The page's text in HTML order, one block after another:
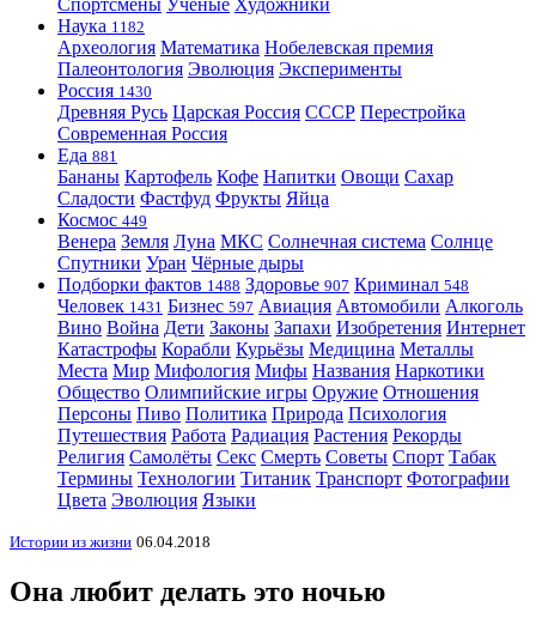
Спортсмены Учёные Художники
Наука 1182
Археология Математика Нобелевская премия
Палеонтология Эволюция Эксперименты
Россия 1430
Древняя Русь Царская Россия СССР Перестройка
Современная Россия
Еда 881
Бананы Картофель Кофе Напитки Овощи Сахар
Сладости Фастфуд Фрукты Яйца
Космос 449
Венера Земля Луна МКС Солнечная система Солнце
Спутники Уран Чёрные дыры
Подборки фактов 1488 Здоровье 907 Криминал 548
Человек 1431 Бизнес 597 Авиация Автомобили Алкоголь
Вино Война Дети Законы Запахи Изобретения Интернет
Катастрофы Корабли Курьёзы Медицина Металлы
Места Мир Мифология Мифы Названия Наркотики
Общество Олимпийские игры Оружие Отношения
Персоны Пиво Политика Природа Психология
Путешествия Работа Радиация Растения Рекорды
Религия Самолёты Секс Смерть Советы Спорт Табак
Термины Технологии Титаник Транспорт Фотографии
Цвета Эволюция Языки
Истории из жизни 06.04.2018
Она любит делать это ночью